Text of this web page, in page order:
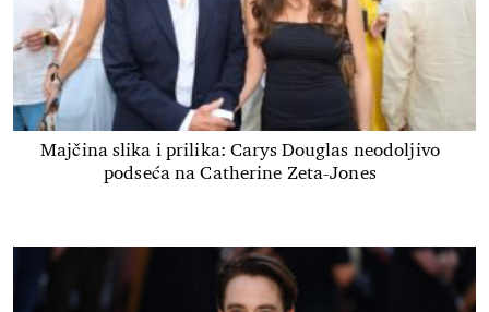
Majčina slika i prilika: Carys Douglas neodoljivo
podseća na Catherine Zeta-Jones